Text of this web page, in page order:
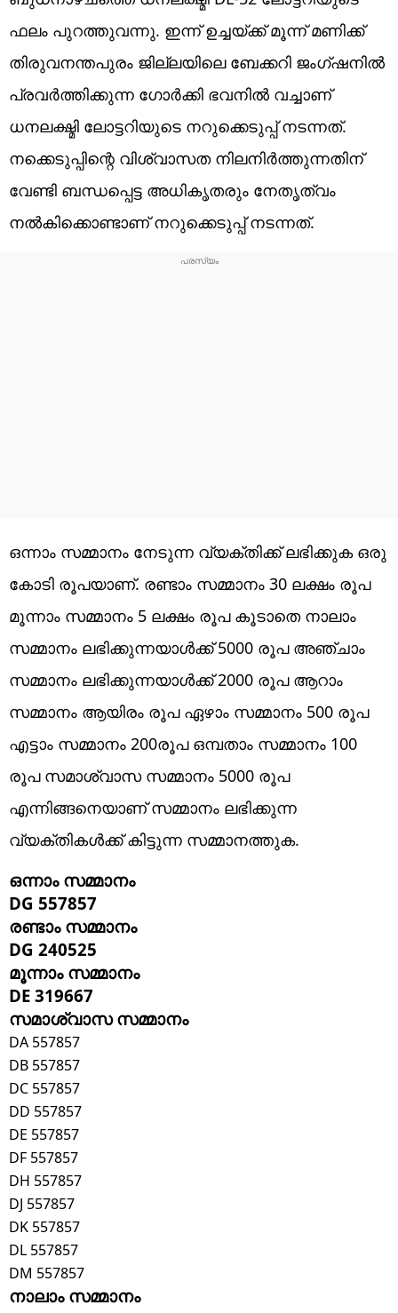
ഫലം പുറത്തുവന്നു. ഇന്ന് ഉച്ചയ്ക്ക് മൂന്ന് മണിക്ക്
തിരുവനന്തപുരം ജില്ലയിലെ ബേക്കറി ജംഗ്ഷനിൽ
പ്രവർത്തിക്കുന്ന ഗോർക്കി ഭവനിൽ വച്ചാണ്
ധനലക്ഷ്മി ലോട്ടറിയുടെ നറുക്കെടുപ്പ് നടന്നത്.
നക്കെടുപ്പിന്റെ വിശ്വാസത നിലനിർത്തുന്നതിന്
വേണ്ടി ബന്ധപ്പെട്ട അധികൃതരും നേതൃത്വം
നൽകിക്കൊണ്ടാണ് നറുക്കെടുപ്പ് നടന്നത്.
ഒന്നാം സമ്മാനം നേടുന്ന വ്യക്തിക്ക് ലഭിക്കുക ഒരു
കോടി രൂപയാണ്. രണ്ടാം സമ്മാനം 30 ലക്ഷം രൂപ
മൂന്നാം സമ്മാനം 5 ലക്ഷം രൂപ കൂടാതെ നാലാം
സമ്മാനം ലഭിക്കുന്നയാൾക്ക് 5000 രൂപ അഞ്ചാം
സമ്മാനം ലഭിക്കുന്നയാൾക്ക് 2000 രൂപ ആറാം
സമ്മാനം ആയിരം രൂപ ഏഴാം സമ്മാനം 500 രൂപ
എട്ടാം സമ്മാനം 200രൂപ ഒമ്പതാം സമ്മാനം 100
രൂപ സമാശ്വാസ സമ്മാനം 5000 രൂപ
എന്നിങ്ങനെയാണ് സമ്മാനം ലഭിക്കുന്ന
വ്യക്തികൾക്ക് കിട്ടുന്ന സമ്മാനത്തുക.
ഒന്നാം സമ്മാനം
DG 557857
രണ്ടാം സമ്മാനം
DG 240525
മൂന്നാം സമ്മാനം
DE 319667
സമാശ്വാസ സമ്മാനം
DA 557857
DB 557857
DC 557857
DD 557857
DE 557857
DF 557857
DH 557857
DJ 557857
DK 557857
DL 557857
DM 557857
നാലാം സമ്മാനം